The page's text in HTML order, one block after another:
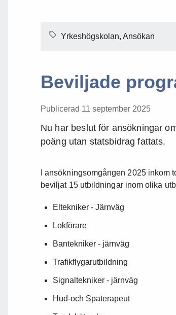
Yrkeshögskolan, Ansökan
Beviljade
Publicerad 11 september 2025
Nu har beslut för ansökningar
poäng utan statsbidrag fattats.
I ansökningsomgången 2025 inkom
beviljat 15 utbildningar inom olika
Eltekniker - Järnväg
Lokförare
Bantekniker - järnväg
Trafikflygarutbildning
Signaltekniker - järnväg
Hud-och Spaterapeut